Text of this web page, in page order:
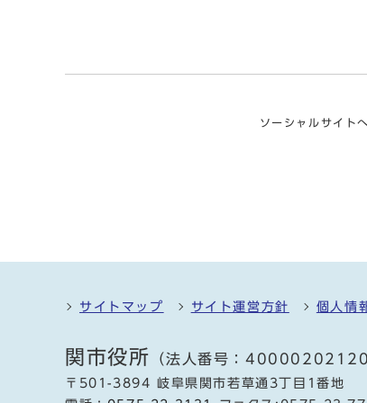
ソーシャルサイト
サイトマップ サイト運営方針 個人情
関市役所 （法人番号：
〒501-3894 岐阜県関市若草通3丁目1番地